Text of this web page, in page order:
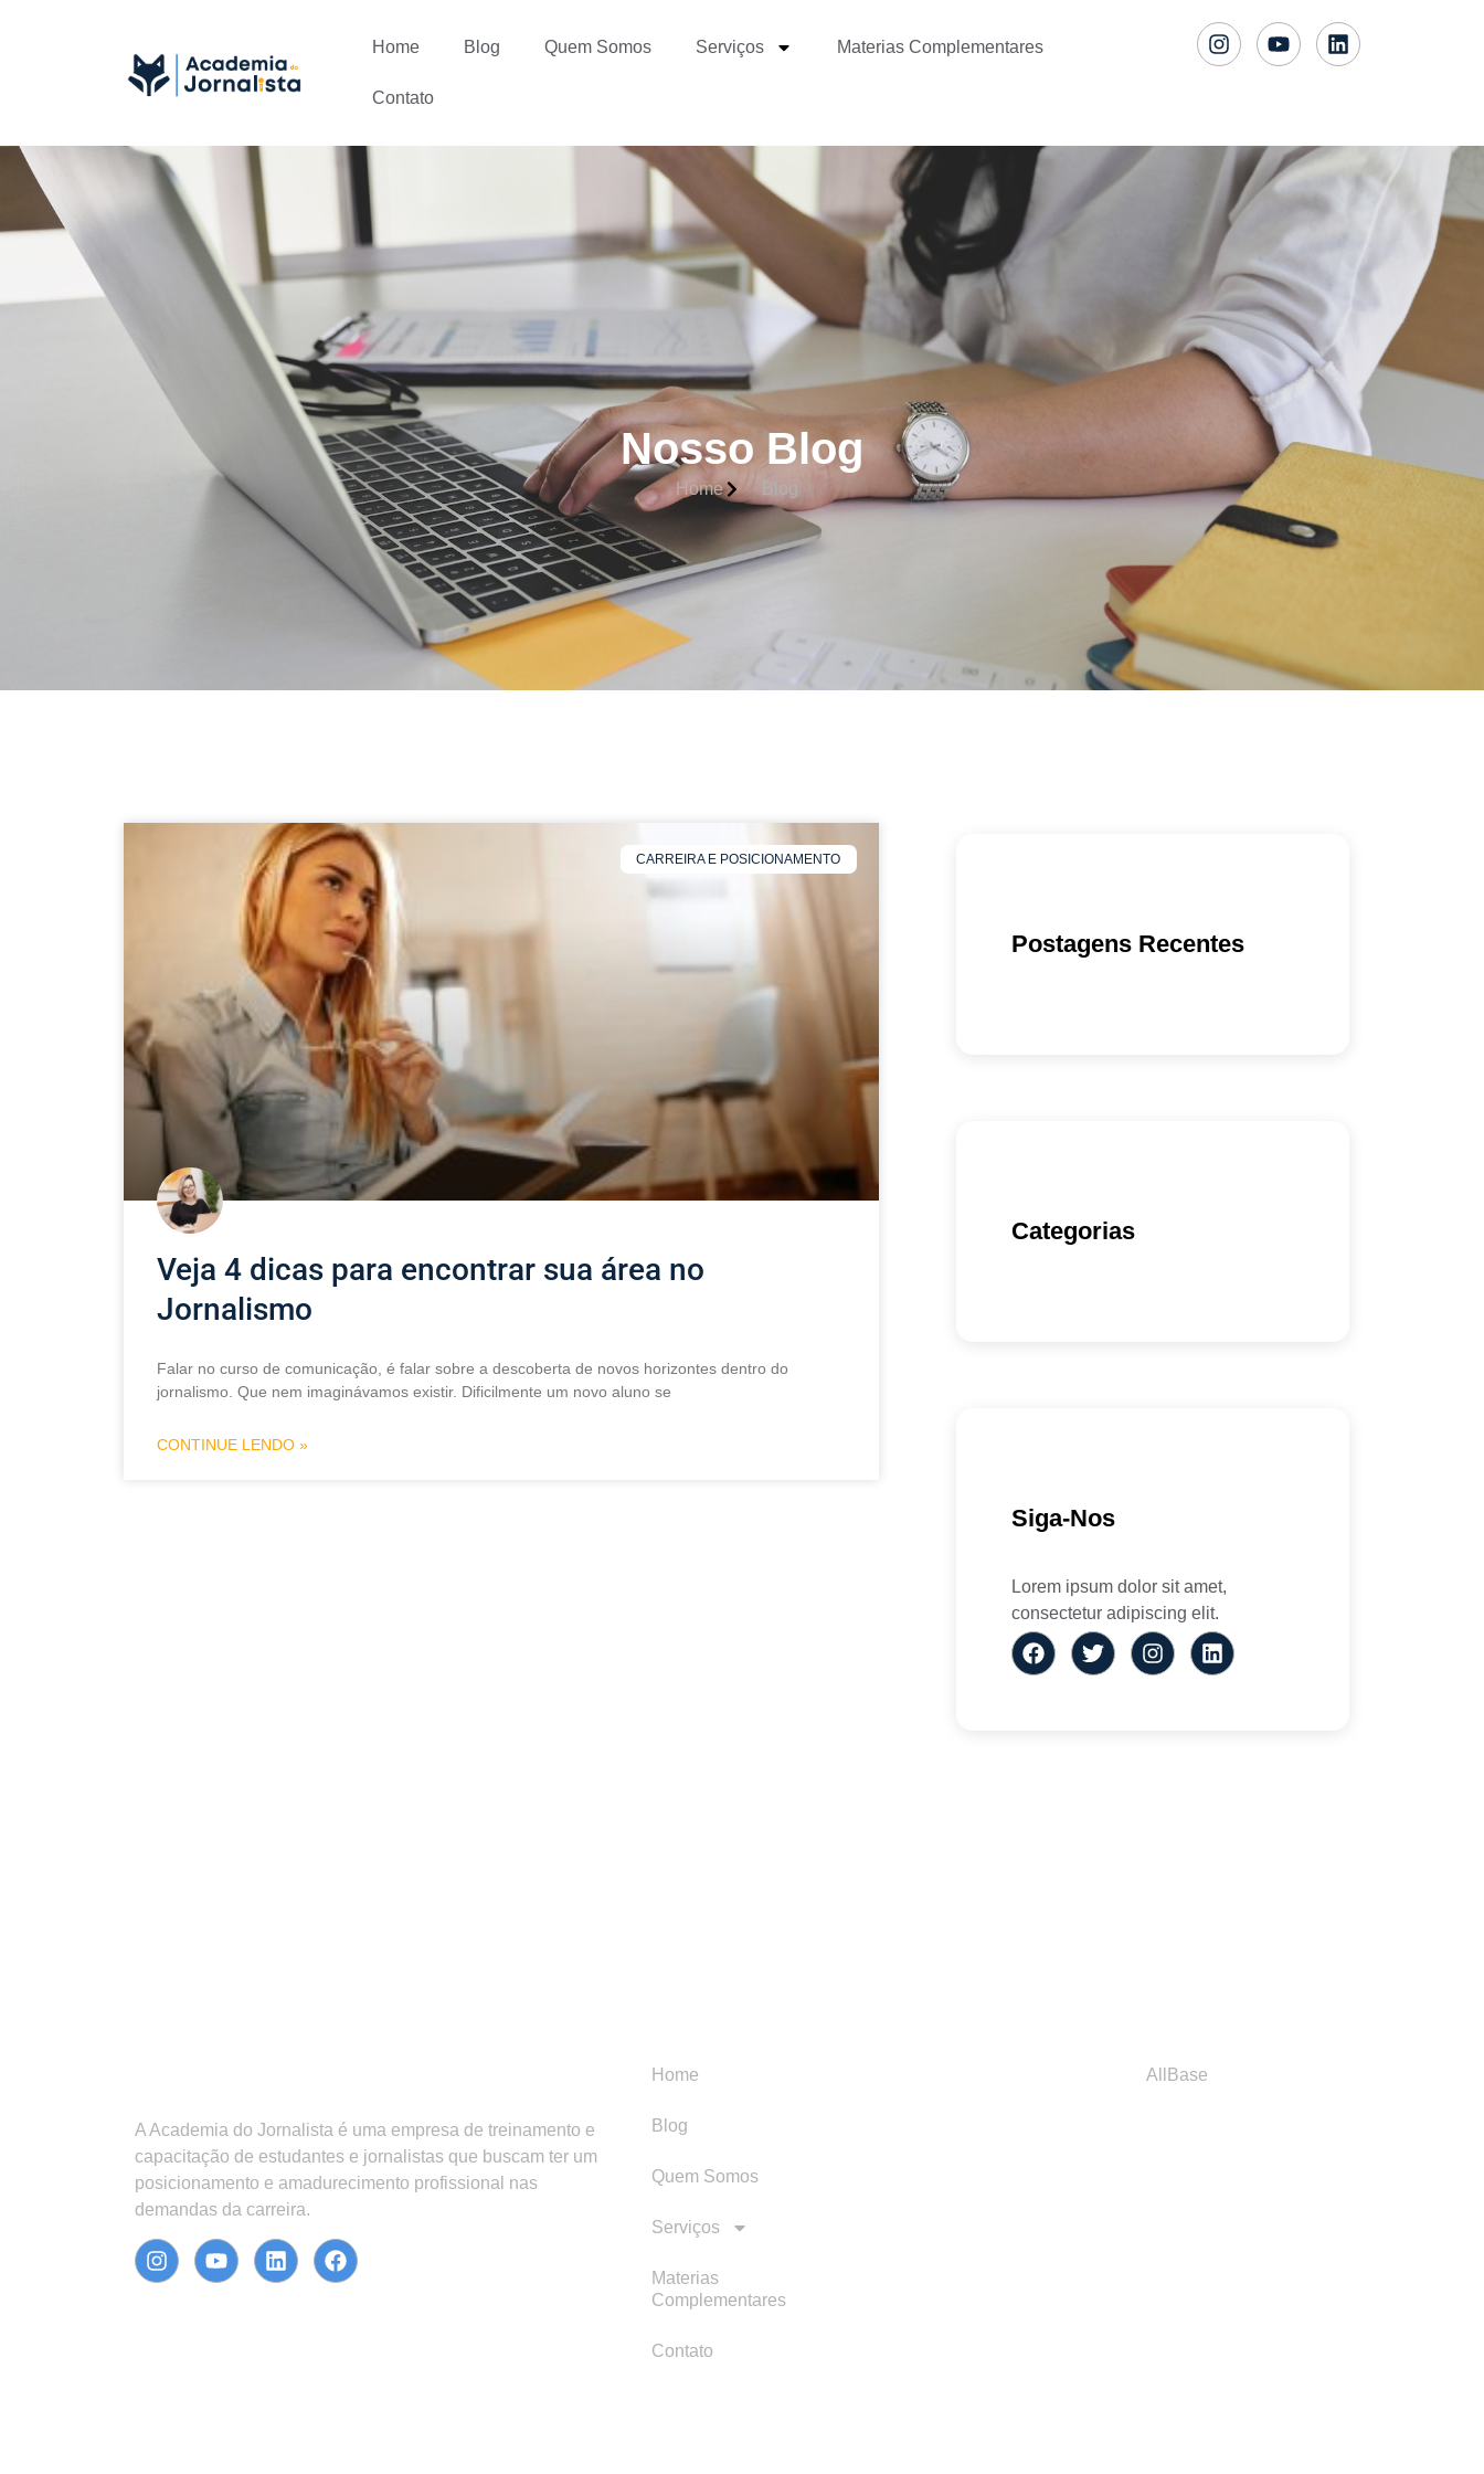
Home Blog Quem Somos Serviços Materias Complementares
Contato
Nosso Blog
Home Blog
CARREIRA E POSICIONAMENTO
Veja 4 dicas para encontrar sua área no
Jornalismo
Falar no curso de comunicação, é falar sobre a descoberta de novos horizontes dentro do
jornalismo. Que nem imaginávamos existir. Dificilmente um novo aluno se
CONTINUE LENDO »
Postagens Recentes
Categorias
Siga-Nos
Lorem ipsum dolor sit amet,
consectetur adipiscing elit.
A Academia do Jornalista é uma empresa de treinamento e
capacitação de estudantes e jornalistas que buscam ter um
posicionamento e amadurecimento profissional nas
demandas da carreira.
Home
Blog
Quem Somos
Serviços
Materias
Complementares
Contato
AllBase